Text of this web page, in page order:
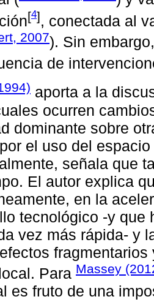
[4], conectada al
2007). Sin
de
aporta a la
ocurren
dominante sobre
el uso del
señala que
El autor explica
en la
tecnológico -y que
vez más rápida- y
Para Massey
es fruto de una